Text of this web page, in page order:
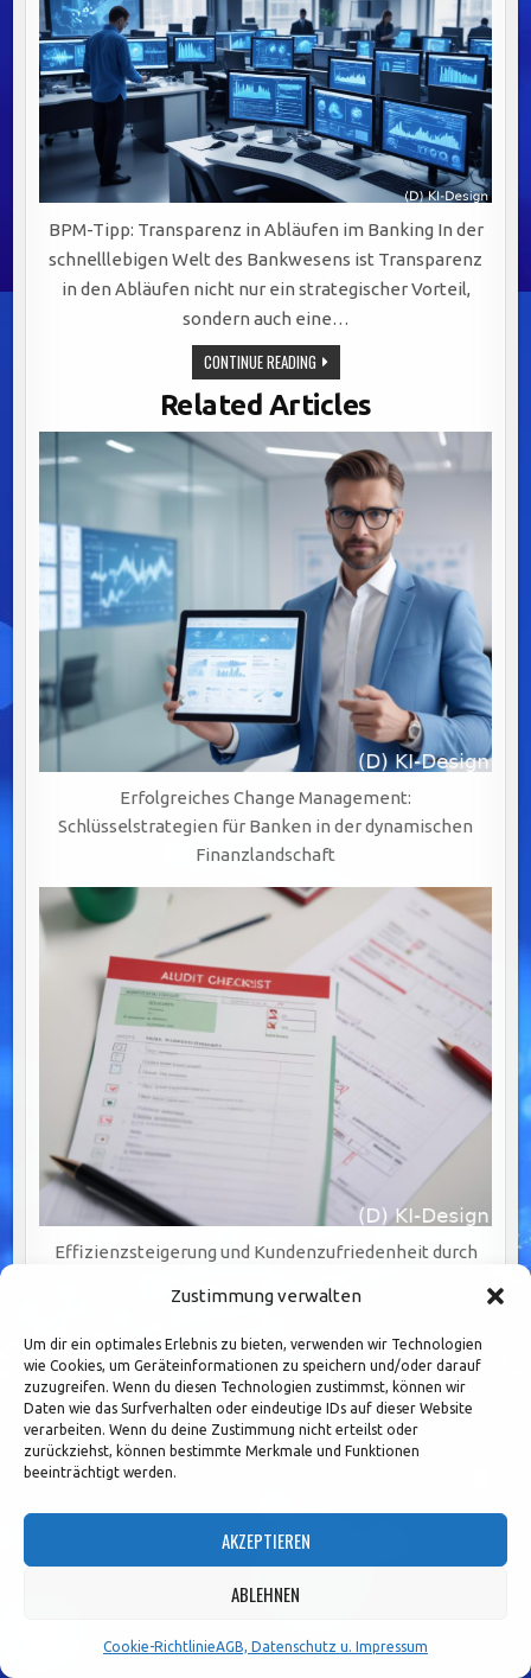
Zustimmung verwalten
Um dir ein optimales Erlebnis zu bieten, verwenden wir Technologien
wie Cookies, um Geräteinformationen zu speichern und/oder darauf
zuzugreifen. Wenn du diesen Technologien zustimmst, können wir
Daten wie das Surfverhalten oder eindeutige IDs auf dieser Website
verarbeiten. Wenn du deine Zustimmung nicht erteilst oder
zurückziehst, können bestimmte Merkmale und Funktionen
beeinträchtigt werden.
AKZEPTIEREN
ABLEHNEN
Cookie-RichtlinieAGB, Datenschutz u. Impressum
BPM-Tipp: Transparenz in Abläufen im Banking In der
schnelllebigen Welt des Bankwesens ist Transparenz
in den Abläufen nicht nur ein strategischer Vorteil,
sondern auch eine…
CONTINUE READINGTRANSPARENTE
ABLÄUFE
IM
BANKING:
DIGITALISIERUNG,
VISUALISIERUNG
UND
SCHULUNG
ALS
SCHLÜSSEL
ZUM
Related Articles
Erfolgreiches Change Management:
Schlüsselstrategien für Banken in der dynamischen
Finanzlandschaft
Effizienzsteigerung und Kundenzufriedenheit durch